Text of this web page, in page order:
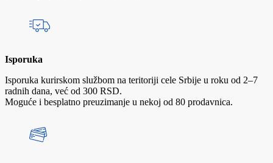
Isporuka
Isporuka kurirskom službom na teritoriji cele Srbije u roku od 2–7
radnih dana, već od 300 RSD.
Moguće i besplatno preuzimanje u nekoj od 80 prodavnica.